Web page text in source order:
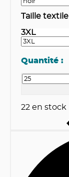
Taille textile
3XL
Quantité :
22 en stock